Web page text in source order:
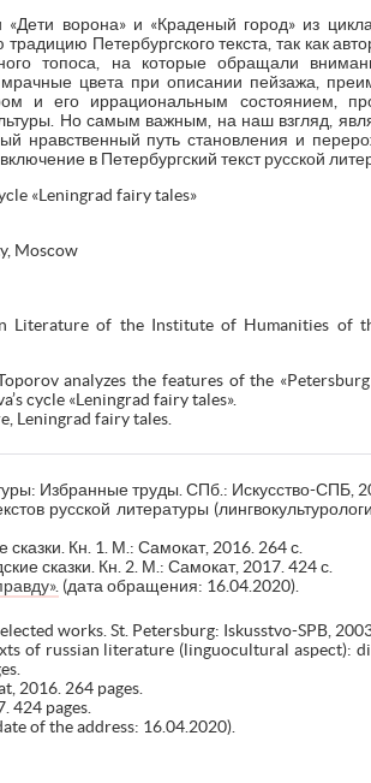
ворона» и «Краденый город» из
Петербургского текста, так как
топоса, на которые обращали
цвета при описании пейзажа,
и его иррациональным состоянием,
Но самым важным, на наш взгляд,
нравственный путь становления и
в Петербургский текст русской
«Leningrad fairy tales»
Moscow
Literature of the Institute of Humanities of
analyzes the features of the
cycle «Leningrad fairy tales».
Leningrad fairy tales.
Избранные труды. СПб.: Искусство-СПБ,
русской литературы
Кн. 1. М.: Самокат, 2016. 264 с.
сказки. Кн. 2. М.: Самокат, 2017. 424 с.
(дата обращения: 16.04.2020).
works. St. Petersburg: Iskusstvo-SPB,
of russian literature (linguocultural aspect):
2016. 264 pages.
424 pages.
of the address: 16.04.2020).